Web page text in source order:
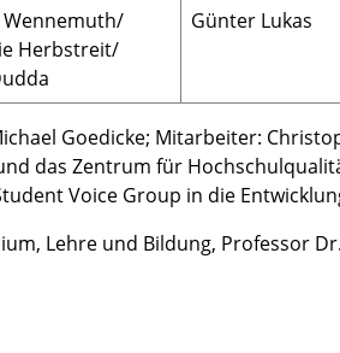
Herbstreit/
Günter Lukas
Goedicke; Mitarbeiter:
das Zentrum für
Voice Group in die
Lehre und Bildung, Professor